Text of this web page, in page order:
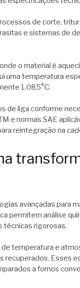
de corte,
e sistemas de
o material é
uma temperatura
1.085°C.
de liga conforme
e normas SAE
reintegração na
avançadas para
permitem análise
técnicas rigorosas.
temperatura e
recuperados. Esses
a fornos